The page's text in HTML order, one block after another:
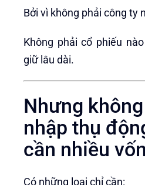
Bởi vì không phải công ty
Không phải cổ phiếu
giữ lâu dài.
Nhưng
nhập thụ
cần nhiều vốn
Có những loại chỉ cần: